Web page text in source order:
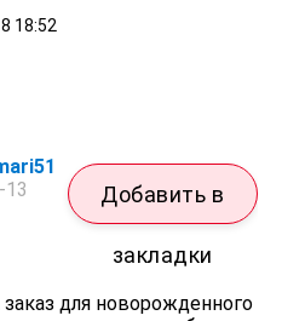
18:52
13
Добавить в
закладки
для новорожденного